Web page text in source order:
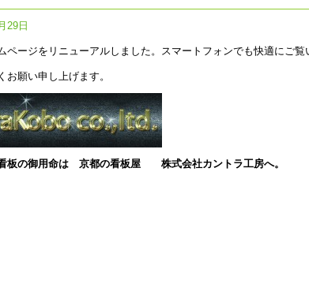
29日
ページをリニューアルしました。スマートフォンでも快適にご覧
お願い申し上げます。
板の御用命は 京都の看板屋 株式会社カントラ工房へ。